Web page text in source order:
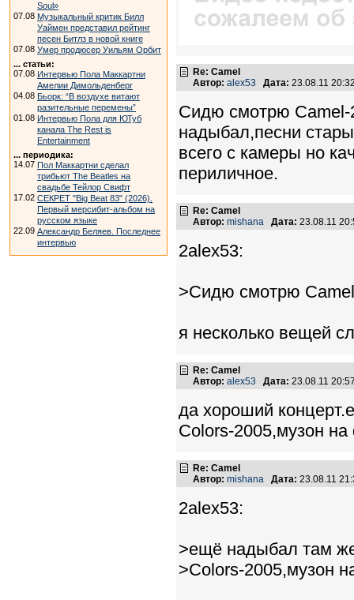
Soul»
07.08 Музыкальный критик Билл
Уаймен представил рейтинг
песен Битлз в новой книге
07.08 Умер продюсер Уильям Орбит
... статьи:
07.08 Интервью Пола Маккартни
Амелии Димольденберг
04.08 Бьорк: “В воздухе витают
разительные перемены”
01.08 Интервью Пола для ЮТуб
канала The Rest is
Entertainment
... периодика:
14.07 Пол Маккартни сделал
трибьют The Beatles на
свадьбе Тейлор Свифт
17.02 СЕКРЕТ "Big Beat 83" (2026).
Первый мерсибит-альбом на
русском языке
22.09 Александр Беляев. Последнее
интервью
Re: Camel
Автор: alex53 Дата: 23.08.11
Сидю смотрю Camel-
надыбал,песни
всего с камеры но
периличное.
Re: Camel
Автор: mishana Дата: 23.08.11
2alex53:
>Сидю смотрю
я несколько вещей
Re: Camel
Автор: alex53 Дата: 23.08.11
да хороший
Colors-2005,музон
Re: Camel
Автор: mishana Дата: 23.08.11
2alex53:
>ещё надыбал там
>Colors-2005,музон